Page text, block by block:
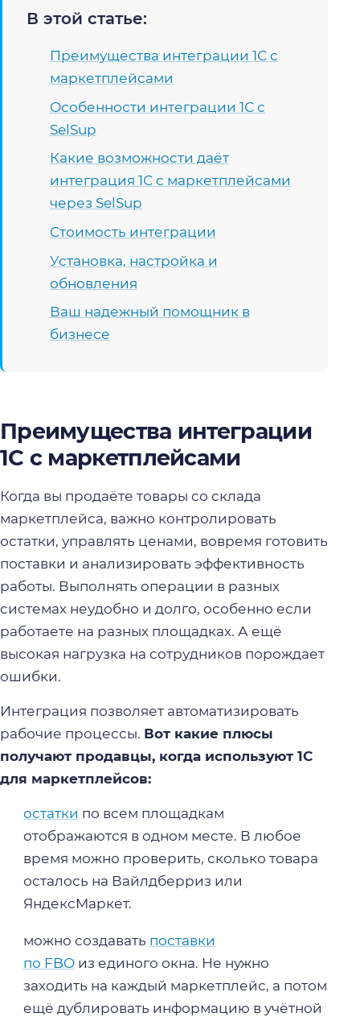
В этой статье:
Преимущества интеграции 1С с
маркетплейсами
Особенности интеграции 1С с
SelSup
Какие возможности даёт
интеграция 1С с маркетплейсами
через SelSup
Стоимость интеграции
Установка, настройка и
обновления
Ваш надежный помощник в
бизнесе
Преимущества интеграции
1С с маркетплейсами
Когда вы продаёте товары со склада
маркетплейса, важно контролировать
остатки, управлять ценами, вовремя готовить
поставки и анализировать эффективность
работы. Выполнять операции в разных
системах неудобно и долго, особенно если
работаете на разных площадках. А ещё
высокая нагрузка на сотрудников порождает
ошибки.
Интеграция позволяет автоматизировать
рабочие процессы. Вот какие плюсы
получают продавцы, когда используют 1С
для маркетплейсов:
остатки по всем площадкам
отображаются в одном месте. В любое
время можно проверить, сколько товара
осталось на Вайлдберриз или
ЯндексМаркет.
можно создавать поставки
по FBOиз единого окна. Не нужно
заходить на каждый маркетплейс, а потом
ещё дублировать информацию в учётной